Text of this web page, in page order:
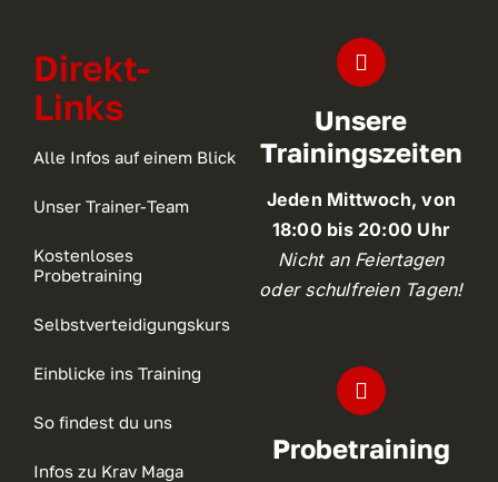
Direkt-
Links
Alle Infos auf einem Blick
Unser Trainer-Team
Kostenloses
Probetraining
Selbstverteidigungskurs
Einblicke ins Training
So findest du uns
Infos zu Krav Maga
Unsere
Trainingszeiten
Jeden Mittwoch, von
18:00 bis 20:00 Uhr
Nicht an Feiertagen
oder schulfreien Tagen!
Probetraining